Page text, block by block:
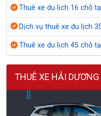
Thuê xe du lịch 16 chỗ
Dịch vụ thuê xe du lịch
Thuê xe du lịch 45 chỗ
THUÊ XE HẢI DƯƠNG